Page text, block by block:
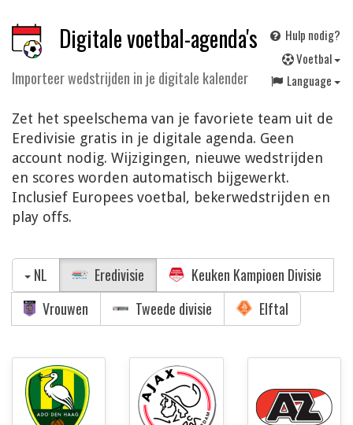
Digitale voetbal-agenda's
Importeer wedstrijden in je digitale kalender
Hulp nodig?
Voetbal
Language
Zet het speelschema van je favoriete team uit de
Eredivisie gratis in je digitale agenda. Geen
account nodig. Wijzigingen, nieuwe wedstrijden
en scores worden automatisch bijgewerkt.
Inclusief Europees voetbal, bekerwedstrijden en
play offs.
NL Eredivisie
Keuken Kampioen Divisie
Vrouwen
Tweede divisie Elftal